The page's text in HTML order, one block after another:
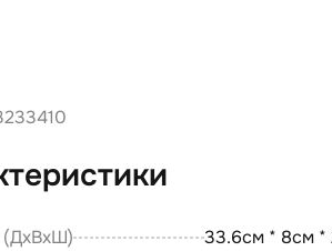
(ДxВxШ)
33.6см * 8см *